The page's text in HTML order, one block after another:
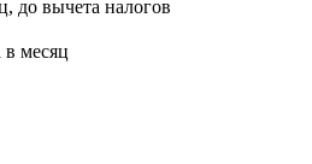
до вычета налогов
месяц